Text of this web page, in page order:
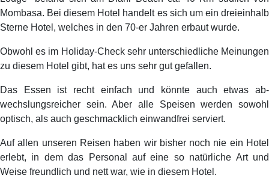
Mombasa. Bei diesem Hotel handelt es sich um ein dreieinhalb
Sterne Hotel, welches in den 70-er Jahren erbaut wurde.
Obwohl es im Holiday-Check sehr unterschiedliche Meinungen
zu diesem Hotel gibt, hat es uns sehr gut gefallen.
Das Essen ist recht einfach und könnte auch etwas ab-
wechslungsreicher sein. Aber alle Speisen werden sowohl
optisch, als auch geschmacklich einwandfrei serviert.
Auf allen unseren Reisen haben wir bisher noch nie ein Hotel
erlebt, in dem das Personal auf eine so natürliche Art und
Weise freundlich und nett war, wie in diesem Hotel.